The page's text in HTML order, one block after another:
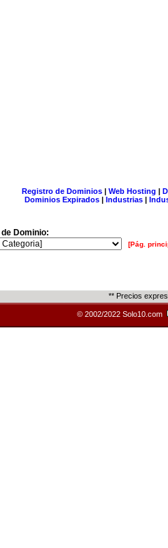
Registro de Dominios| Web Hosting |
Dominios Expirados | Industrias |
Dominio:
[Pág.
** Precios
© 2002/2022 Solo10.com